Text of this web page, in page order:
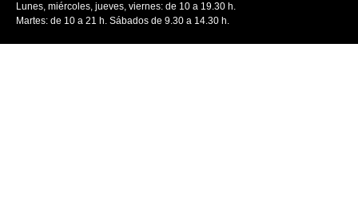
Lunes, miércoles, jueves, viernes: de 10 a 19.30 h.
Martes: de 10 a 21 h. Sábados de 9.30 a 14.30 h.